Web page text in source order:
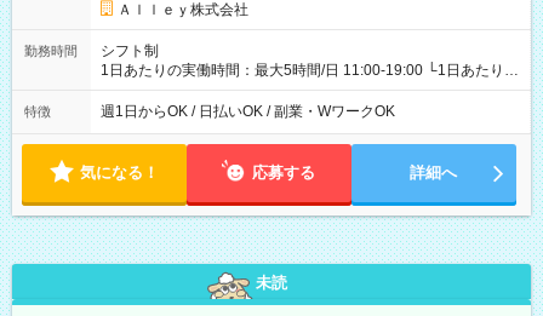
Ａｌｌｅｙ株式会社
勤務時間
シフト制
1日あたりの実働時間：最大5時間/日 11:00-19:00 └1日あたりの
実働時間：1-5時間 └上記の時間帯内であれば、いつでも勤務可
能！ └平日・土曜日の中で、お好きな曜日でご勤務いただけま
18:00 などのように、自由な働き方が可能なお仕事です！
特徴 週1日からOK / 日払いOK / 副業・WワークOK
気になる！ 応募する 詳細へ
未読